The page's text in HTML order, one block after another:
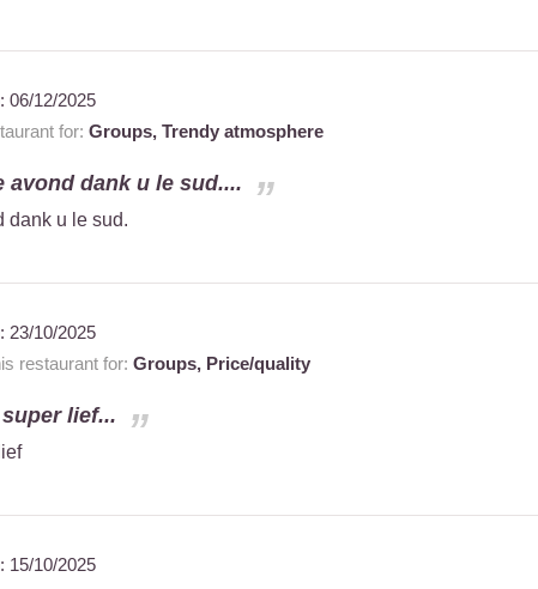
06/12/2025
for: Groups, Trendy atmosphere
avond dank u le sud....
dank u le sud.
23/10/2025
restaurant for: Groups, Price/quality
lief...
15/10/2025